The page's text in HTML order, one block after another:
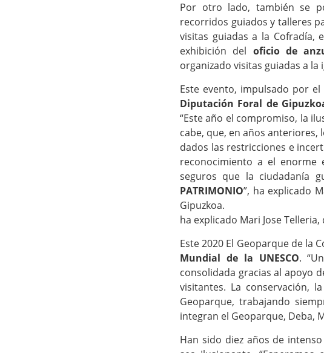
Por otro lado, también se
recorridos guiados y talleres
visitas guiadas a la Cofradía,
exhibición del oficio de
organizado visitas guiadas a
Este evento, impulsado por el
Diputación Foral de
“Este año el compromiso, la
cabe, que, en años
dados las restricciones e
reconocimiento a el enorme
seguros que la ciudadanía
PATRIMONIO”, ha explicado
Gipuzkoa.
ha explicado Mari Jose
Este 2020 El Geoparque de la
Mundial de la UNESCO.
consolidada gracias al apoyo
visitantes. La conservación,
Geoparque, trabajando
integran el Geoparque, Deba,
Han sido diez años de